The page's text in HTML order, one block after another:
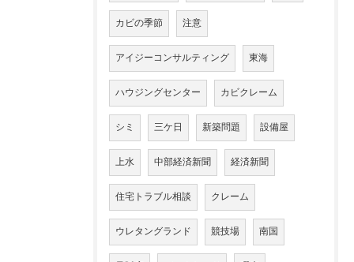
カビの季節 注意
アイジーコンサルティング 東海
ハウジングセンター カビクレーム
シミ 三ケ日 新築問題 設備屋
上水 中部経済新聞 経済新聞
住宅トラブル相談 クレーム
ウレタングランド 競技場 南国